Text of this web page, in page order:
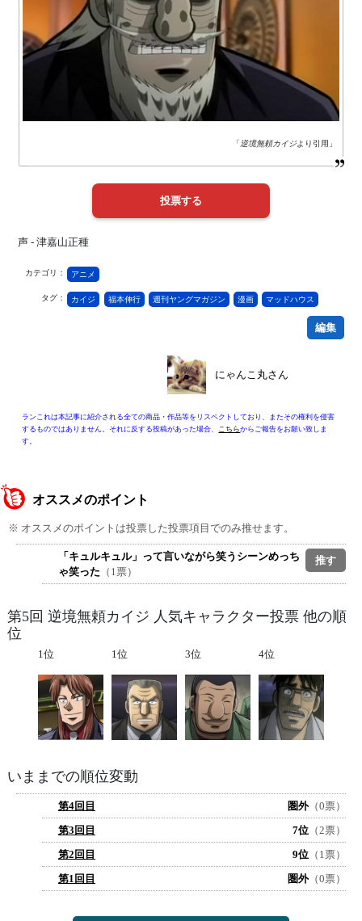
「逆境無頼カイジより引用」
声 - 津嘉山正種
カテゴリ： アニメ
タグ： カイジ 福本伸行 週刊ヤングマガジン 漫画 マッドハウス
編集
にゃんこ丸さん
ランこれは本記事に紹介される全ての商品・作品等をリスペクトしており、またその権利を侵害
するものではありません。それに反する投稿があった場合、 こちらからご報告をお願い致しま
す。
オススメのポイント
※ オススメのポイントは投票した投票項目でのみ推せます。
「キュルキュル」って言いながら笑うシーンめっち
ゃ笑った （1票）
第5回 逆境無頼カイジ 人気キャラクター投票 他の順
位
1位 1位 3位 4位
いままでの順位変動
第4回目 圏外（0票）
第3回目
7位 （2票）
第2回目
9位 （1票）
第1回目
圏外（0票）